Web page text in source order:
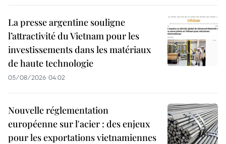
La presse argentine souligne
l’attractivité du Vietnam pour les
investissements dans les matériaux
de haute technologie
05/08/2026 04:02
Nouvelle réglementation
européenne sur l'acier : des enjeux
pour les exportations vietnamiennes